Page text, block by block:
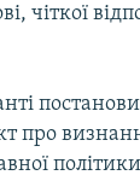
чіткої
про